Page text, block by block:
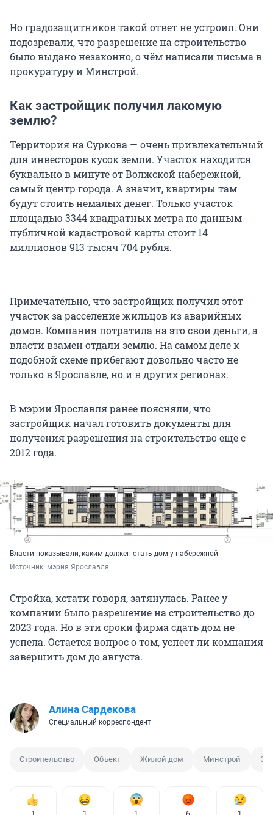
Но градозащитников такой ответ не устроил. Они
подозревали, что разрешение на строительство
было выдано незаконно, о чём написали письма в
прокуратуру и Минстрой.
Как застройщик получил лакомую
землю?
Территория на Суркова — очень привлекательный
для инвесторов кусок земли. Участок находится
буквально в минуте от Волжской набережной,
самый центр города. А значит, квартиры там
будут стоить немалых денег. Только участок
площадью 3344 квадратных метра по данным
публичной кадастровой карты стоит 14
миллионов 913 тысяч 704 рубля.
Примечательно, что застройщик получил этот
участок за расселение жильцов из аварийных
домов. Компания потратила на это свои деньги, а
власти взамен отдали землю. На самом деле к
подобной схеме прибегают довольно часто не
только в Ярославле, но и в других регионах.
В мэрии Ярославля ранее поясняли, что
застройщик начал готовить документы для
получения разрешения на строительство еще с
2012 года.
Власти показывали, каким должен стать дом у набережной
Источник: мэрия Ярославля
Стройка, кстати говоря, затянулась. Ранее у
компании было разрешение на строительство до
2023 года. Но в эти сроки фирма сдать дом не
успела. Остается вопрос о том, успеет ли компания
завершить дом до августа.
Алина Сардекова
Специальный корреспондент
Строительство Объект Жилой дом Минстрой